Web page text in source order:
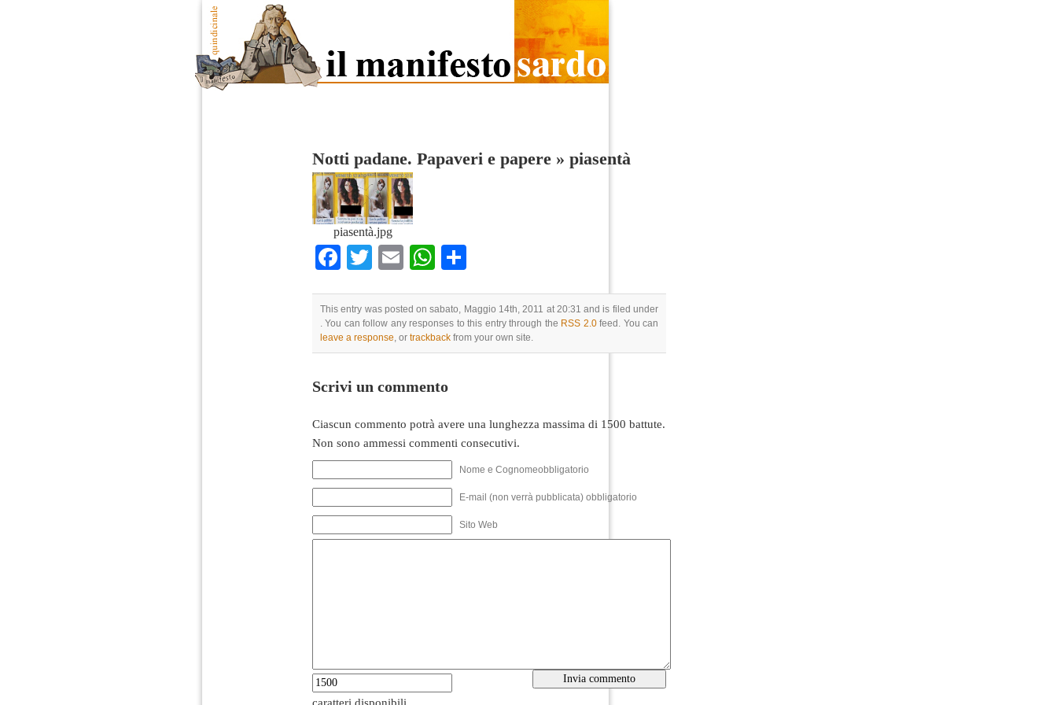
Notti padane. Papaveri e papere » piasentà
piasentà.jpg
Facebook
TwitterEmailWhatsApp
This entry was posted on sabato, Maggio 14th, 2011 at 20:31 and is filed under
. You can follow any responses to this entry through the RSS 2.0feed. You can
leave a response, or trackback from your own site.
Scrivi un commento
Ciascun commento potrà avere una lunghezza massima di 1500 battute.
Non sono ammessi commenti consecutivi.
Nome e Cognomeobbligatorio
E-mail (non verrà pubblicata) obbligatorio
Sito Web